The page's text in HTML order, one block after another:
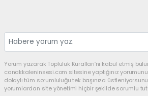
Yorum yazarak Topluluk Kuralları’nı kabul etmiş
canakkaleninsesi.com sitesine yaptığınız
dolaylı tüm sorumluluğu tek başınıza
yorumlardan site yönetimi hiçbir şekilde sorumlu